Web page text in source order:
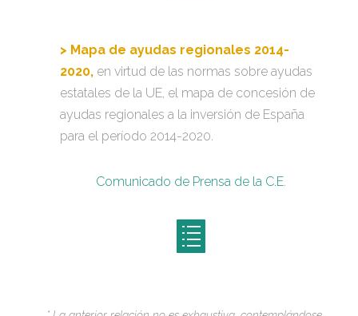
> Mapa de ayudas regionales 2014-
2020, en virtud de las normas sobre ayudas
estatales de la UE, el mapa de concesión de
ayudas regionales a la inversión de España
para el período 2014-2020.
Comunicado de Prensa de la C.E.